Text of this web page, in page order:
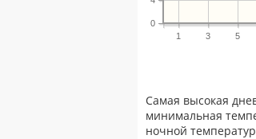
1 3 5
0
Самая высокая
минимальная
ночной